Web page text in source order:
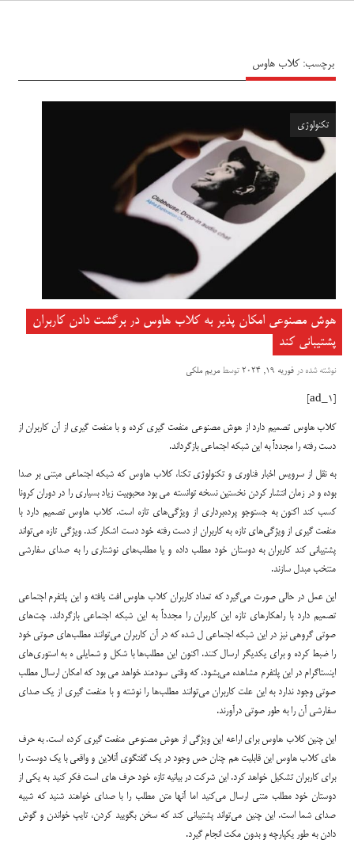
برچسب: کلاب هاوس
تکنولوژی
هوش مصنوعی امکان پذیر به کلاب هاوس در برگشت دادن کاربران
پشتیبانی کند
نوشته شده در فوریه 19, 2024 توسطمریم ملکی
کلاب هاوس تصمیم دارد از هوش مصنوعی منفعت گیری کرده و با منفعت گیری از آن کاربران از
دست رفته را مجدداً به این شبکه اجتماعی بازگرداند.
به نقل از‌ سرویس اخبار فناوری و تکنولوژی تکنا، کلاب هاوس که شبکه اجتماعی مبتنی بر صدا
بوده و در زمان انتشار کردن نخستین نسخه توانسته می بود محبوبیت زیاد بسیاری را در دوران کرونا
کسب کند اکنون به جستوجو پرده‌برداری از ویژگی‌های تازه است. کلاب هاوس تصمیم دارد با
منفعت گیری از ویژگی‌های تازه به کاربران از دست رفته خود دست اشکار کند. ویژگی تازه می‌تواند
پشتیبانی کند کاربران به دوستان خود مطلب داده و یا مطلب‌های نوشتاری را به صدای سفارشی
منتخب مبدل سازند.
این عمل در حالی صورت می‌گیرد که تعداد کاربران کلاب هاوس افت یافته و این پلتفرم اجتماعی
تصمیم دارد با راهکارهای تازه این کاربران را مجدداً به این شبکه اجتماعی بازگرداند. چت‌های
صوتی گروهی نیز در این شبکه اجتماعی ل شده که در آن کاربران می‌توانند مطلب‌های صوتی خود
را ضبط کرده و برای یکدیگر ارسال کنند. اکنون این مطلب‌ها با شکل و شمایلی ه به استوری‌های
اینستاگرام در این پلتفرم مشاهده می‌بشود. که وقتی سودمند خواهد می بود که امکان ارسال مطلب
صوتی وجود ندارد به این علت کاربران می‌توانند مطلب‌ها را نوشته و با منفعت گیری از یک صدای
سفارشی آن را به طور صوتی درآورند.
این چنین کلاب هاوس برای اراعه این ویژگی از هوش مصنوعی منفعت گیری کرده است. به حرف
های کلاب هاوس این قابلیت هم چنان حس وجود در یک گفتگوی آنلاین و واقعی با یک دوست را
برای کاربران تشکیل خواهد کرد. این شرکت در بیانیه تازه خود حرف های است فکر کنید به یکی از
دوستان خود مطلب متنی ارسال می‌کنید اما آنها متن مطلب را با صدای خواهند شنید که شبیه
صدای شما است. این چنین می‌تواند پشتیبانی کند که سخن بگویید کردن، تایپ خواندن و گوش
دادن به طور یکپارچه و بدون مکث انجام گیرد.